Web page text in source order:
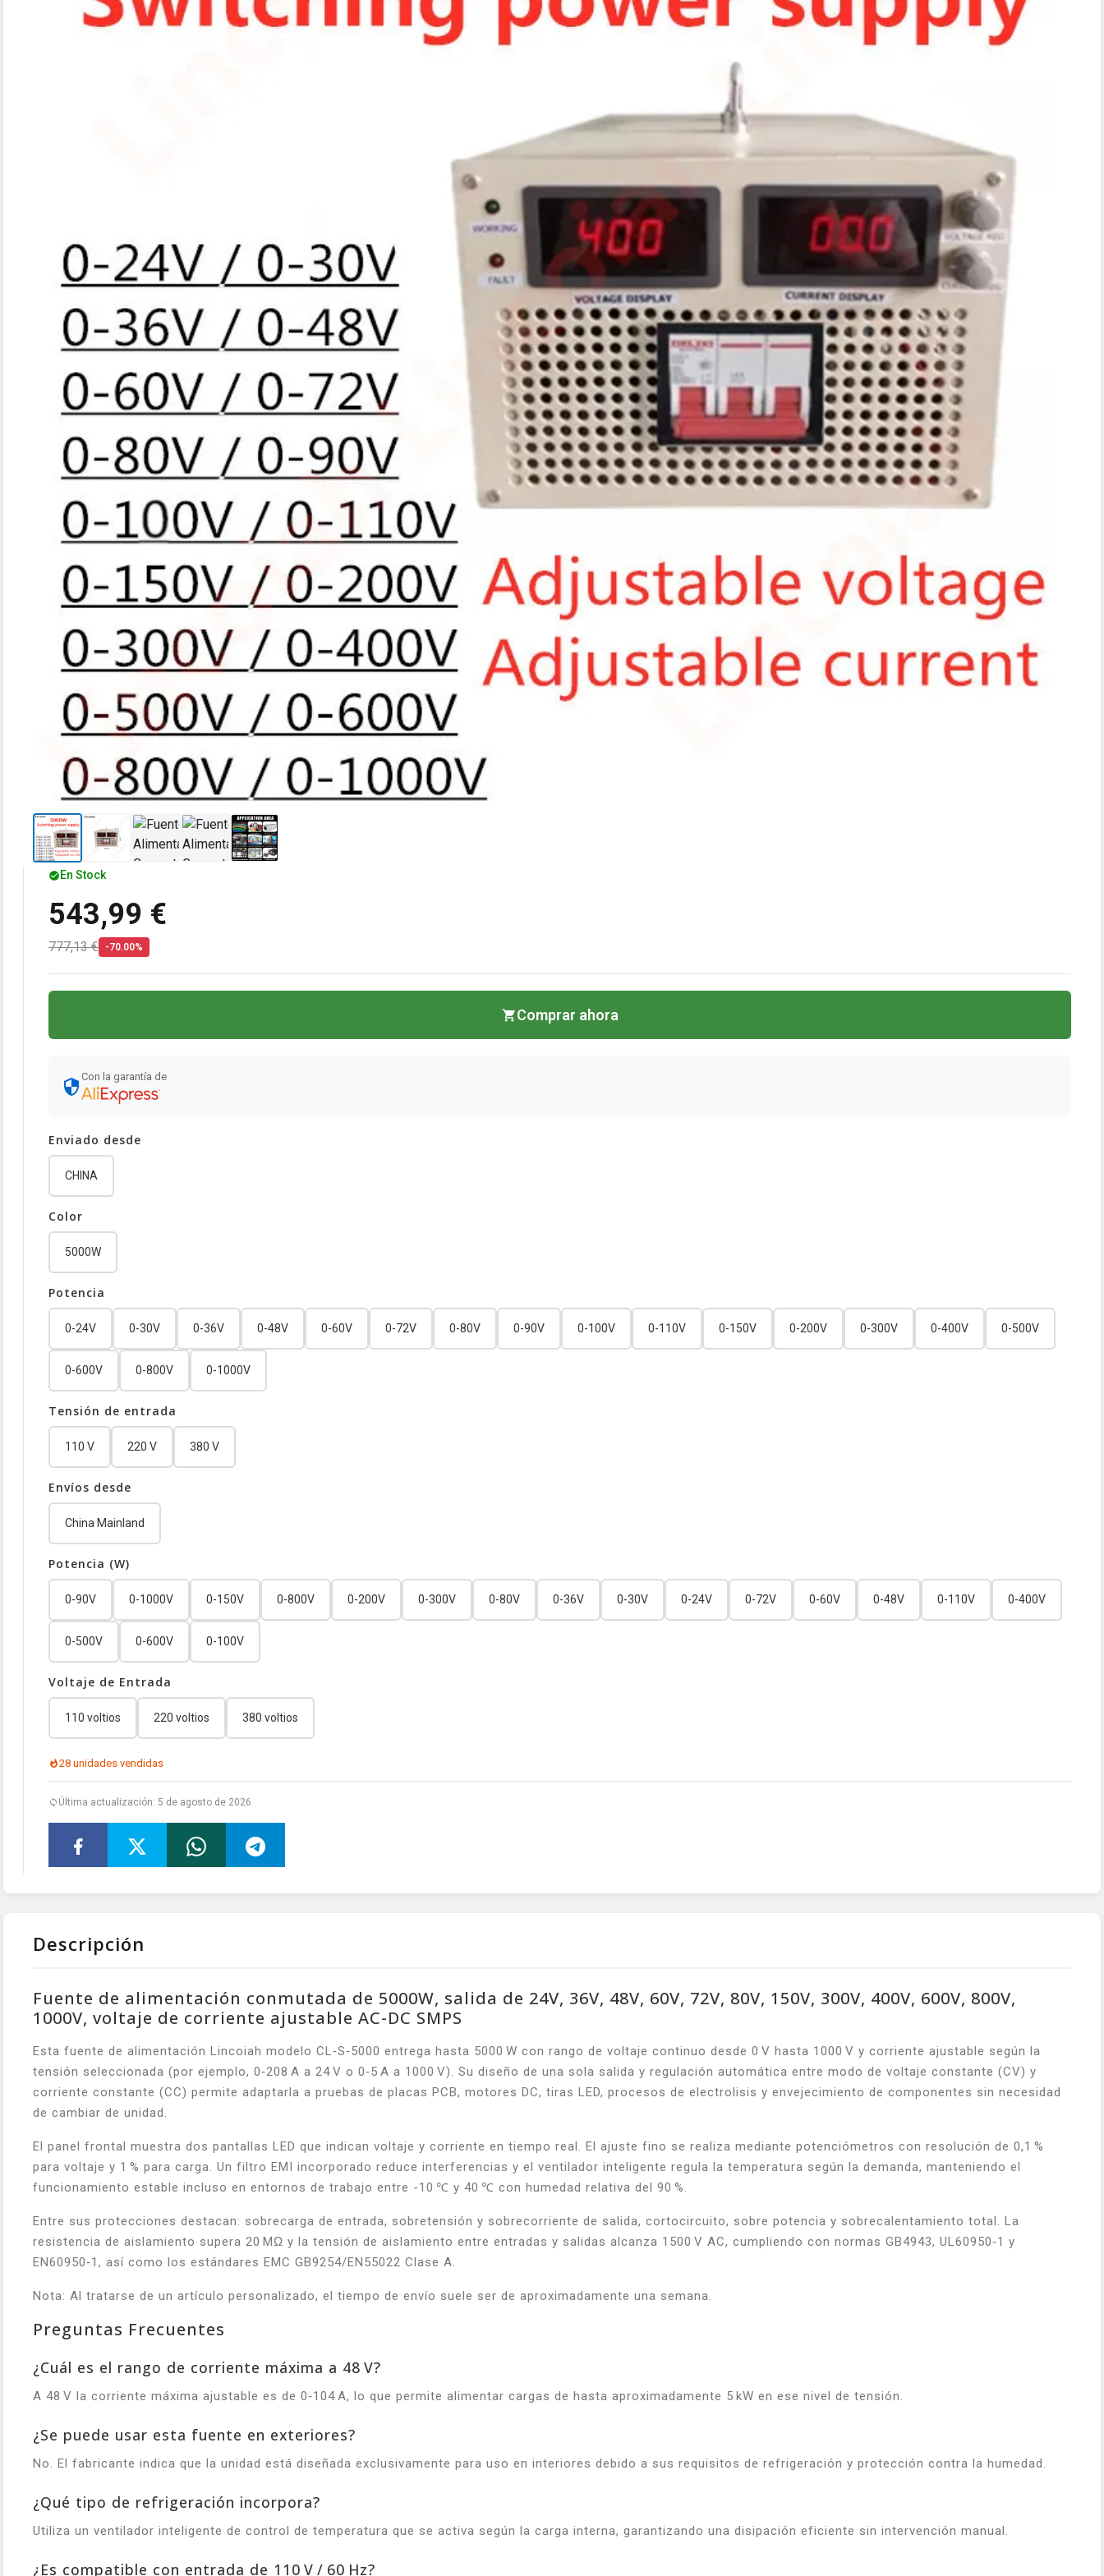
En Stock
543,99 €
777,13 € -70.00%
Comprar ahora
Con la garantía de
Enviado desde
CHINA
Color
5000W
Potencia
0-24V 0-30V 0-36V 0-48V 0-60V 0-72V 0-80V 0-90V 0-100V 0-110V 0-150V 0-200V 0-300V 0-400V 0-500V
0-600V 0-800V 0-1000V
Tensión de entrada
110 V 220 V 380 V
Envíos desde
China Mainland
Potencia (W)
0-90V 0-1000V 0-150V 0-800V 0-200V 0-300V 0-80V 0-36V 0-30V 0-24V 0-72V 0-60V 0-48V 0-110V 0-400V
0-500V 0-600V 0-100V
Voltaje de Entrada
110 voltios 220 voltios 380 voltios
28 unidades vendidas
Última actualización: 5 de agosto de 2026
Descripción
Fuente de alimentación conmutada de 5000W, salida de 24V, 36V, 48V, 60V, 72V, 80V, 150V, 300V, 400V, 600V, 800V,
1000V, voltaje de corriente ajustable AC-DC SMPS
Esta fuente de alimentación Lincoiah modelo CL‑S‑5000 entrega hasta 5000 W con rango de voltaje continuo desde 0 V hasta 1000 V y corriente ajustable según la
tensión seleccionada (por ejemplo, 0‑208 A a 24 V o 0‑5 A a 1000 V). Su diseño de una sola salida y regulación automática entre modo de voltaje constante (CV) y
corriente constante (CC) permite adaptarla a pruebas de placas PCB, motores DC, tiras LED, procesos de electrolisis y envejecimiento de componentes sin necesidad
de cambiar de unidad.
El panel frontal muestra dos pantallas LED que indican voltaje y corriente en tiempo real. El ajuste fino se realiza mediante potenciómetros con resolución de 0,1 %
para voltaje y 1 % para carga. Un filtro EMI incorporado reduce interferencias y el ventilador inteligente regula la temperatura según la demanda, manteniendo el
funcionamiento estable incluso en entornos de trabajo entre -10 ℃ y 40 ℃ con humedad relativa del 90 %.
Entre sus protecciones destacan: sobrecarga de entrada, sobretensión y sobrecorriente de salida, cortocircuito, sobre potencia y sobrecalentamiento total. La
resistencia de aislamiento supera 20 MΩ y la tensión de aislamiento entre entradas y salidas alcanza 1500 V AC, cumpliendo con normas GB4943, UL60950‑1 y
EN60950‑1, así como los estándares EMC GB9254/EN55022 Clase A.
Nota: Al tratarse de un artículo personalizado, el tiempo de envío suele ser de aproximadamente una semana.
Preguntas Frecuentes
¿Cuál es el rango de corriente máxima a 48 V?
A 48 V la corriente máxima ajustable es de 0‑104 A, lo que permite alimentar cargas de hasta aproximadamente 5 kW en ese nivel de tensión.
¿Se puede usar esta fuente en exteriores?
No. El fabricante indica que la unidad está diseñada exclusivamente para uso en interiores debido a sus requisitos de refrigeración y protección contra la humedad.
¿Qué tipo de refrigeración incorpora?
Utiliza un ventilador inteligente de control de temperatura que se activa según la carga interna, garantizando una disipación eficiente sin intervención manual.
¿Es compatible con entrada de 110 V / 60 Hz?